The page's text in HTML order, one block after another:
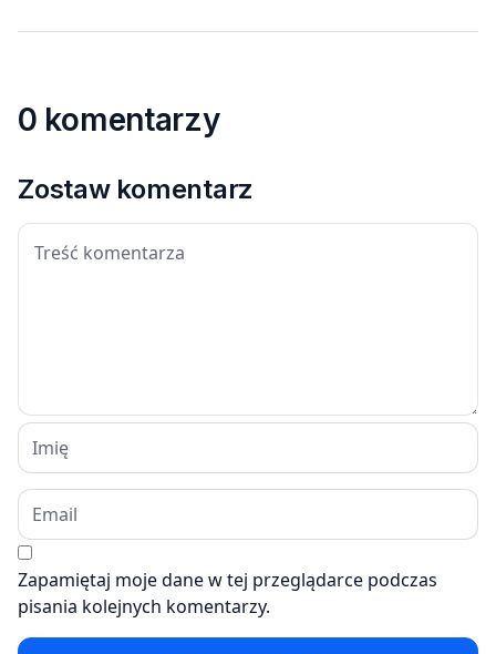
0 komentarzy
Zostaw komentarz
Zapamiętaj moje dane w tej przeglądarce podczas
pisania kolejnych komentarzy.